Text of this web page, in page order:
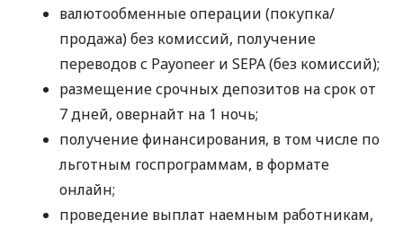
валютообменные операции (покупка/
продажа) без комиссий, получение
переводов с Payoneer и SEPA (без комиссий);
размещение срочных депозитов на срок от
7 дней, овернайт на 1 ночь;
получение финансирования, в том числе по
льготным госпрограммам, в формате
онлайн;
проведение выплат наемным работникам,